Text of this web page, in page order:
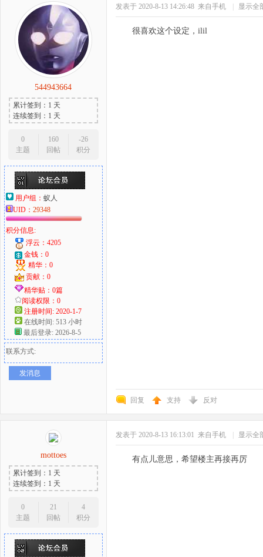
544943664
累计签到：1 天
连续签到：1 天
0
主题
160
回帖
-26
积分
用户组： 蚁人
UID： 29348
积分信息:
浮云：4205
金钱：0
精华：0
贡献：0
精华贴：0篇
阅读权限：0
注册时间: 2020-1-7
在线时间: 513 小时
最后登录: 2026-8-5
联系方式:
发消息
发表于 2020-8-13 14:26:48 来自手机 显示全
很喜欢这个设定，ilil
回复 支持 反对
mottoes
累计签到：1 天
连续签到：1 天
0
主题
21
回帖
4
积分
发表于 2020-8-13 16:13:01 来自手机 显示全
有点儿意思，希望楼主再接再厉